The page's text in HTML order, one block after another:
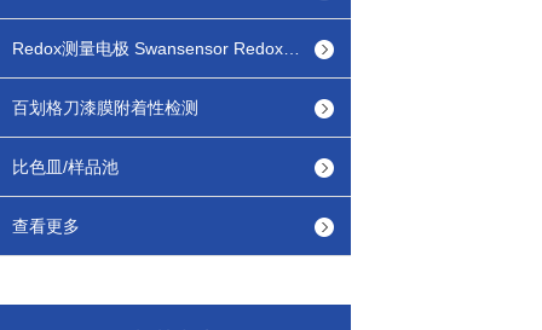
百划格刀漆膜附着性检测
比色皿/样品池
查看更多